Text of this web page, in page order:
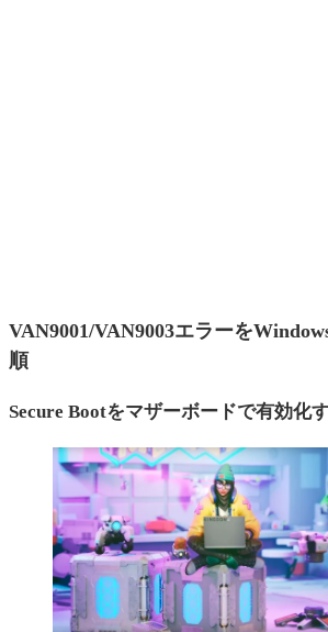
VAN9001/VAN9003エラーを
順
Secure Bootをマザーボードで有効化